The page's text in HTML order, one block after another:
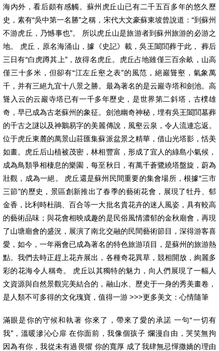
海內外，看后頗有感觸。蘇州虎丘山已有二千五百多年的悠久歷
史，素有“吳中第一名勝”之稱，宋代大文豪蘇東坡曾說道：“到蘇州
不游虎丘，乃憾事也”。 所以虎丘山是旅游者到蘇州旅游的必游之
地。 虎丘，原名海涌山，據《史記》載，吳王闔閭葬于此， 葬后
三日有“白虎蹲其上”，故得名虎丘。虎丘占地雖僅三百余畝，山高
僅三十多米，但卻有“江左丘壑之表”的風范，絕巖聳壑，氣象萬
千，并有三絕九宜十八景之勝。最為著名的是云巖寺塔和劍池。高
聳入云的云巖寺塔已有一千多年歷史，是世界第二斜塔，古樸雄
奇，早已成為古老蘇州的象征。劍池幽奇神秘，埋有吳王闔閭墓葬
的千古之謎以及神鵝易字的美麗傳說，風壑云泉，令人流連忘返。
位于虎丘東麓的萬景山莊匯集蘇派盆景之精華，借山光塔影，恬美
如畫。虎丘后山植被茂密，林相豐富，形成了宜人的綠島小氣候，
成為鳥類爭相棲息的樂園，每至秋日，有萬千蒼鷺繞塔盤旋，蔚為
壯觀，成為一絕。 虎丘還是蘇州民間重要的集會場所，根據“三市
三節”的歷史，景區創新推出了春季的藝術花會，展現了牡丹、郁
金香，比利時杜鵑、百合等一大批名貴花卉的迷人風姿，具有較高
的藝術品味；與花會相映成趣的是民俗風情濃郁的金秋廟會，再現
了山塘廟會的盛況，展演了南北交融的民間藝術節目，深得游客喜
愛，如今，一年兩會已成為著名的特色旅游項目，是蘇州的旅游熱
點。我們去時正趕上花卉展出，各種奇花異草，競相開放，絢麗多
彩的花海令人稱奇。 虎丘以其獨特的魅力，向人們展現了一幅人
文資源與自然景觀完美結合的，融山水、歷史于一身的秀美畫卷，
是人類不可多得的文化瑰寶，值得一游 >>>更多美文：心情隨筆
滿眼是你的守候和執著 你來了，帶來了愛的承諾 一句“一切有
我”，溫暖滲沁心扉 在你面前，我像個孩子 爛漫自由，哭笑無拘
因為有你，我從未有過畏懼 你的寬厚 成了我肆無忌憚撒嬌的理由